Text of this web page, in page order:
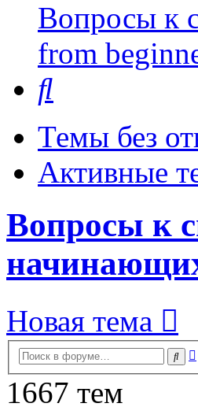
Вопросы к
from
Темы без
Активные
Вопросы к
Новая тема
1667 тем